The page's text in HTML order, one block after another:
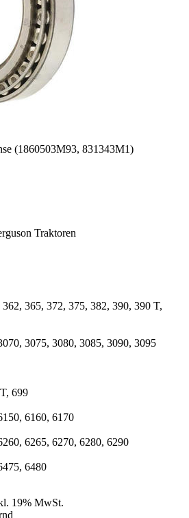
(1860503M93, 831343M1)
Traktoren
365, 372, 375, 382, 390, 390 T,
3075, 3080, 3085, 3090, 3095
699
6160, 6170
6265, 6270, 6280, 6290
6480
19% MwSt.